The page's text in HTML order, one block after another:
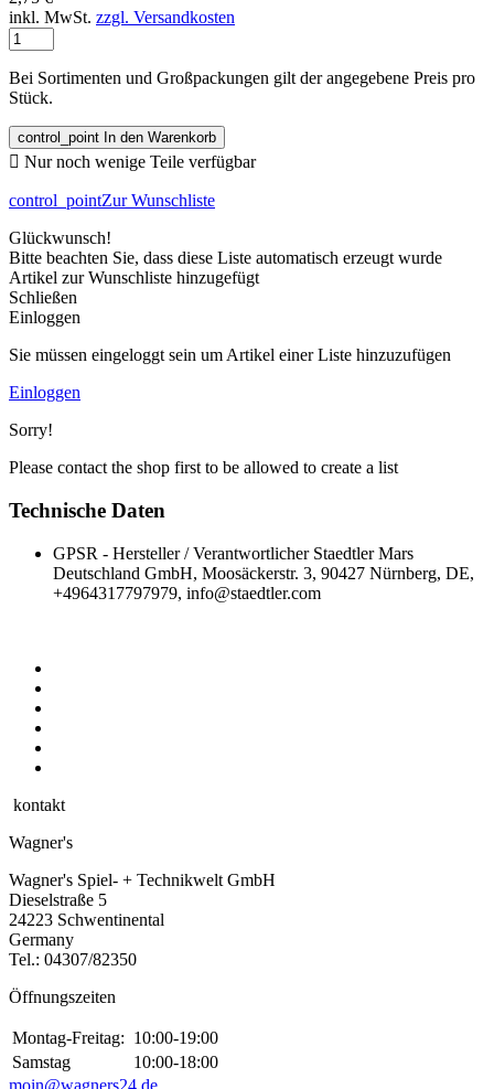
inkl. MwSt. zzgl. Versandkosten
Bei Sortimenten und Großpackungen gilt der angegebene Preis pro
Stück.
control_point In den Warenkorb
 Nur noch wenige Teile verfügbar
control_pointZur Wunschliste
Glückwunsch!
Bitte beachten Sie, dass diese Liste automatisch erzeugt wurde
Artikel zur Wunschliste hinzugefügt
Schließen
Einloggen
Sie müssen eingeloggt sein um Artikel einer Liste hinzuzufügen
Einloggen
Sorry!
Please contact the shop first to be allowed to create a list
Technische Daten
GPSR - Hersteller / Verantwortlicher Staedtler Mars
Deutschland GmbH, Moosäckerstr. 3, 90427 Nürnberg, DE,
+4964317797979, info@staedtler.com
kontakt
Wagner's
Wagner's Spiel- + Technikwelt GmbH
Dieselstraße 5
24223 Schwentinental
Germany
Tel.: 04307/82350
Öffnungszeiten
Montag-Freitag: 10:00-19:00
Samstag
10:00-18:00
moin@wagners24.de